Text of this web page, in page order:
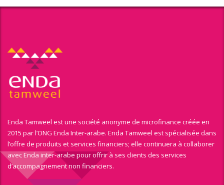
Enda Tamweel est une société anonyme de microfinance créée en
2015 par l’ONG Enda Inter-arabe. Enda Tamweel est spécialisée dans
l’offre de produits et services financiers; elle continuera à collaborer
avec Enda inter-arabe pour offrir à ses clients des services
d’accompagnement non financiers.